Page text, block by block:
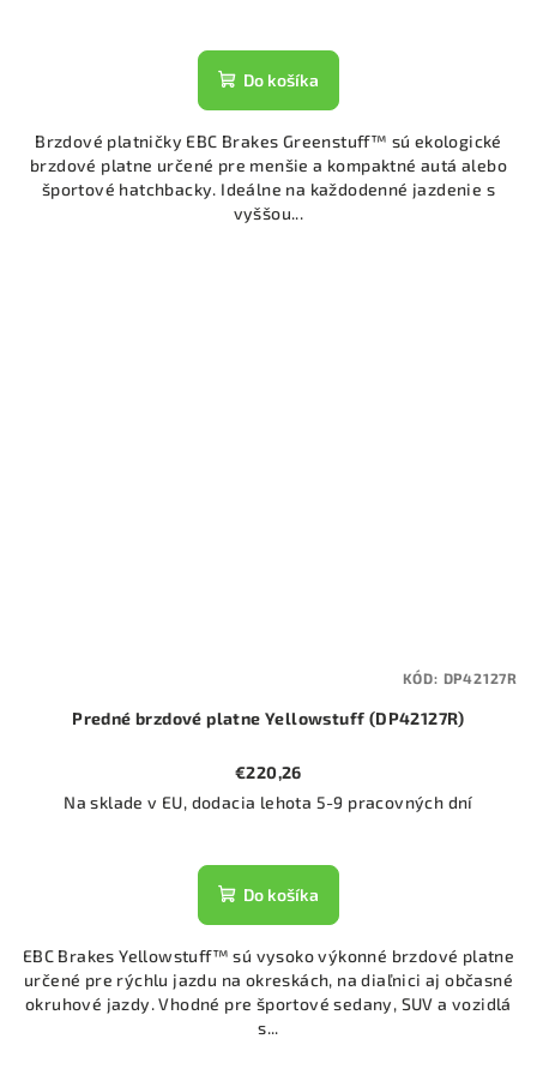
Do košíka
Brzdové platničky EBC Brakes Greenstuff™ sú ekologické
brzdové platne určené pre menšie a kompaktné autá alebo
športové hatchbacky. Ideálne na každodenné jazdenie s
vyššou...
Predné brzdové platne Yellowstuff (DP42127R)
€220,26
Na sklade v EU, dodacia lehota 5-9 pracovných dní
Do košíka
EBC Brakes Yellowstuff™ sú vysoko výkonné brzdové platne
určené pre rýchlu jazdu na okreskách, na diaľnici aj občasné
okruhové jazdy. Vhodné pre športové sedany, SUV a vozidlá
s...
KÓD: DP42127R